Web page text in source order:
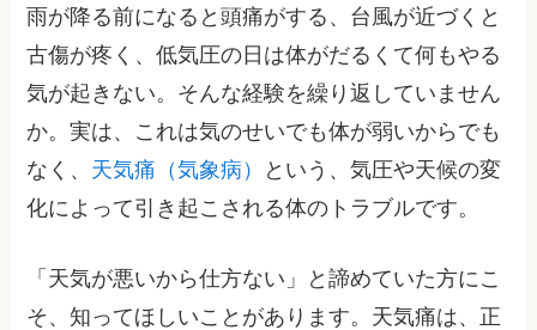
雨が降る前になると頭痛がする、台風が近づくと
古傷が疼く、低気圧の日は体がだるくて何もやる
気が起きない。そんな経験を繰り返していません
か。実は、これは気のせいでも体が弱いからでも
なく、 天気痛（気象病）
という、気圧や天候の変
化によって引き起こされる体のトラブルです。
「天気が悪いから仕方ない」と諦めていた方にこ
そ、知ってほしいことがあります。天気痛は、正